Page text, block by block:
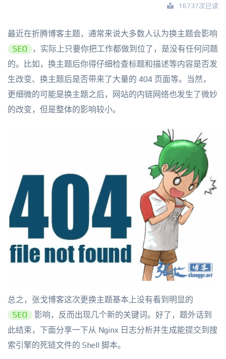
16737次已读
最近在折腾博客主题，通常来说大多数人认为换主题会影响
SEO
，实际上只要你把工作都做到位了，是没有任何问题
的。比如，换主题后你得仔细检查标题和描述等内容是否发
生改变、换主题后是否带来了大量的 404 页面等。当然，
更细微的可能是换主题之后，网站的内链网络也发生了微妙
的改变，但是整体的影响较小。
总之，张戈博客这次更换主题基本上没有看到明显的
SEO
影响，反而出现几个新的关键词。好了，题外话到
此结束，下面分享一下从 Nginx 日志分析并生成能提交到搜
索引擎的死链文件的 Shell 脚本。